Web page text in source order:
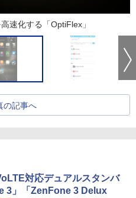
速化する「OptiFlex」
の記事へ
対応デュアルスタンバ
3」「ZenFone 3 Delux